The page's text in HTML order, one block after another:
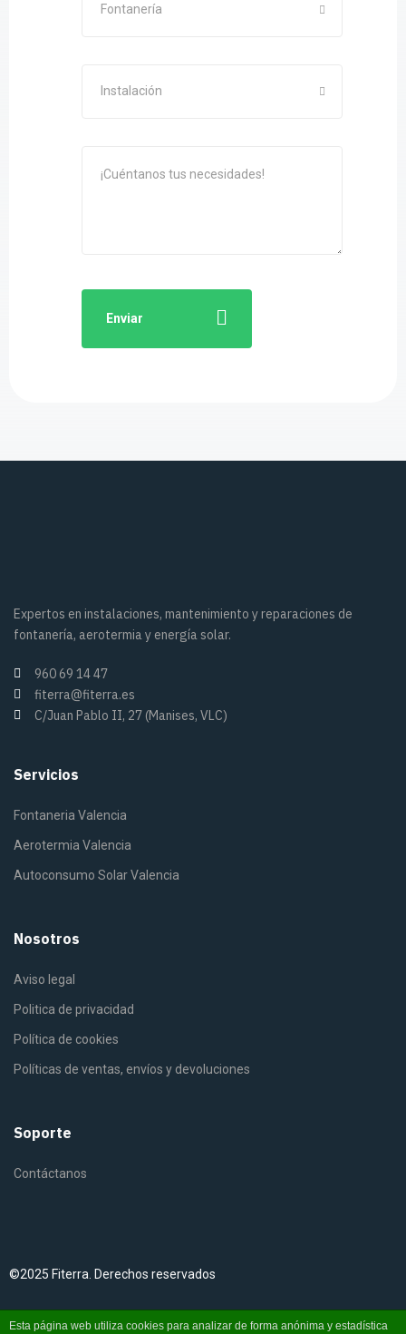
Fontanería
Instalación
Enviar
Expertos en instalaciones, mantenimiento y reparaciones de
fontanería, aerotermia y energía solar.
960 69 14 47
fiterra@fiterra.es
C/Juan Pablo II, 27 (Manises, VLC)
Servicios
Fontaneria Valencia
Aerotermia Valencia
Autoconsumo Solar Valencia
Nosotros
Aviso legal
Politica de privacidad
Política de cookies
Políticas de ventas, envíos y devoluciones
Soporte
Contáctanos
©2025 Fiterra. Derechos reservados
Esta página web utiliza cookies para analizar de forma anónima y estadística